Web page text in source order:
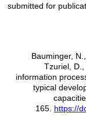
submitted for
Bauminger,
Tzuriel,
information
typical
165. https://